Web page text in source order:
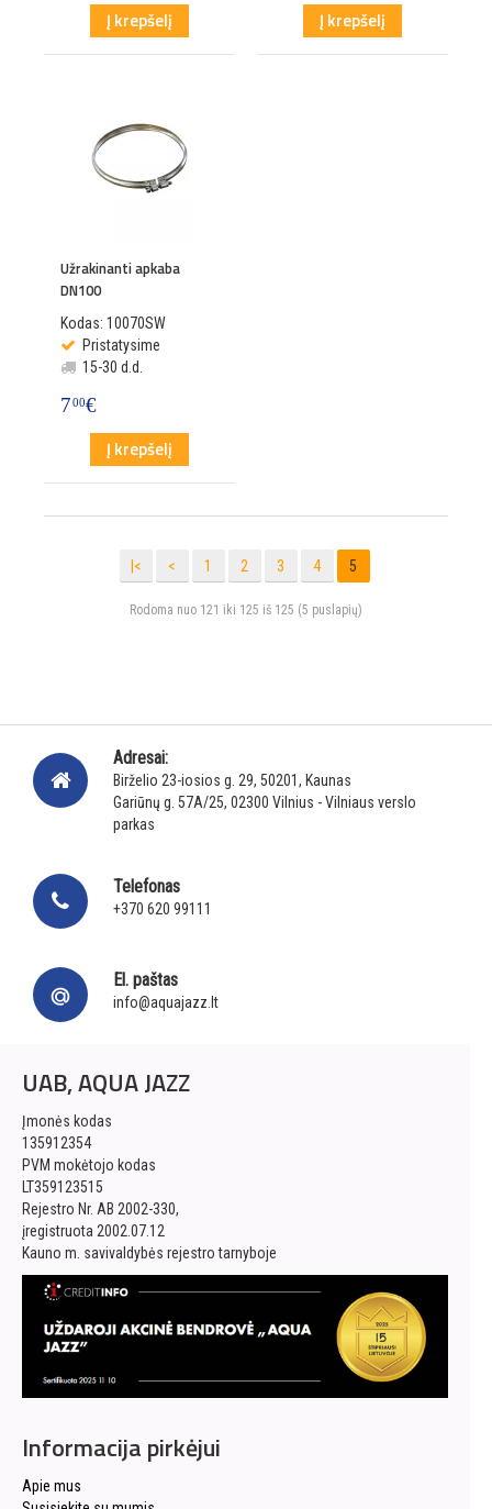
Į krepšelį Į krepšelį
Užrakinanti apkaba
DN100
Kodas: 10070SW
Pristatysime
15-30 d.d.
700€
Į krepšelį
|< < 1 2 3 4 5
Rodoma nuo 121 iki 125 iš 125 (5 puslapių)
Adresai:
Birželio 23-iosios g. 29, 50201, Kaunas
Gariūnų g. 57A/25, 02300 Vilnius - Vilniaus verslo
parkas
Telefonas
+370 620 99111
El. paštas
info@aquajazz.lt
UAB, AQUA JAZZ
Įmonės kodas
135912354
PVM mokėtojo kodas
LT359123515
Rejestro Nr. AB 2002-330,
įregistruota 2002.07.12
Kauno m. savivaldybės rejestro tarnyboje
Informacija pirkėjui
Apie mus